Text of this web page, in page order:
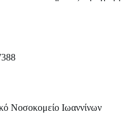
Νοσοκομείο Ιωαννίνων